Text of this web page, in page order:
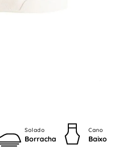
Solado
Borracha
Cano
Baixo